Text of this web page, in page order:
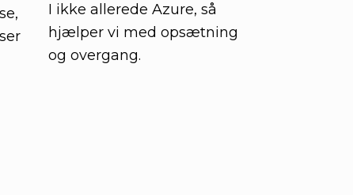
I ikke allerede Azure, så
hjælper vi med opsætning
og overgang.